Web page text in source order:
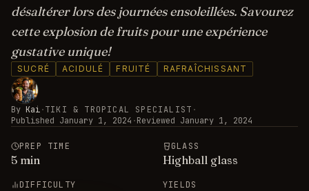
désaltérer lors des journées ensoleillées. Savourez
cette explosion de fruits pour une expérience
gustative unique!
SUCRÉ ACIDULÉ FRUITÉ RAFRAÎCHISSANT
By Kai·TIKI & TROPICAL SPECIALIST ·
Published January 1, 2024 ·Reviewed January 1, 2024
PREP TIME
5 min
GLASS
Highball glass
DIFFICULTY YIELDS